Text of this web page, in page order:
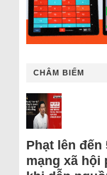
CHÂM BIẾM
Phạt lên
mạng xã hội